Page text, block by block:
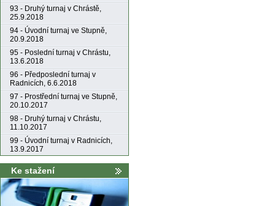
93 - Druhý turnaj v Chrástě,
25.9.2018
94 - Úvodní turnaj ve Stupně,
20.9.2018
95 - Poslední turnaj v Chrástu,
13.6.2018
96 - Předposlední turnaj v
Radnicích, 6.6.2018
97 - Prostřední turnaj ve Stupně,
20.10.2017
98 - Druhý turnaj v Chrástu,
11.10.2017
99 - Úvodní turnaj v Radnicích,
13.9.2017
Ke stažení